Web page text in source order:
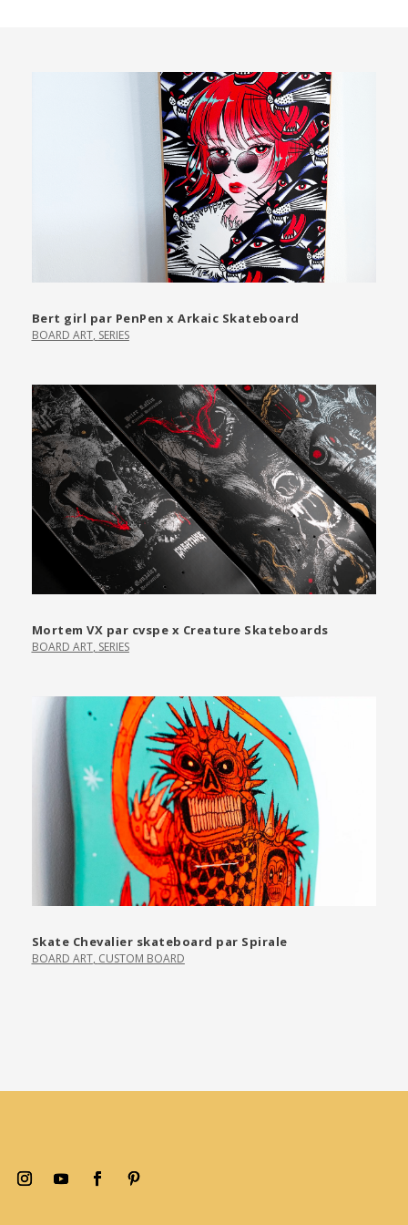
Bert girl par PenPen x Arkaic Skateboard
BOARD ART, SERIES
Mortem VX par cvspe x Creature Skateboards
BOARD ART, SERIES
Skate Chevalier skateboard par Spirale
BOARD ART, CUSTOM BOARD